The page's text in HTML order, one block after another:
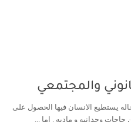
والمجتمعي
يستطيع الانسان فيها الحصول على
وجدانيه و ماديه . اما ...